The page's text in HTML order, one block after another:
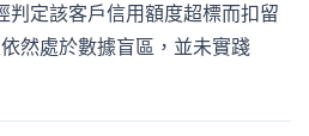
判定該客戶信用額度超標而扣留
然處於數據盲區，並未實踐